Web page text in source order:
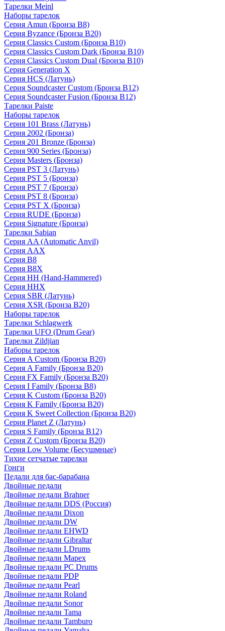
Тарелки Meinl
Наборы тарелок
Серия Amun (Бронза B8)
Серия Byzance (Бронза B20)
Серия Classics Custom (Бронза B10)
Серия Classics Custom Dark (Бронза B10)
Серия Classics Custom Dual (Бронза B10)
Серия Generation X
Серия HCS (Латунь)
Серия Soundcaster Custom (Бронза B12)
Серия Soundcaster Fusion (Бронза B12)
Тарелки Paiste
Наборы тарелок
Серия 101 Brass (Латунь)
Серия 2002 (Бронза)
Серия 201 Bronze (Бронза)
Серия 900 Series (Бронза)
Серия Masters (Бронза)
Серия PST 3 (Латунь)
Серия PST 5 (Бронза)
Серия PST 7 (Бронза)
Серия PST 8 (Бронза)
Серия PST X (Бронза)
Серия RUDE (Бронза)
Серия Signature (Бронза)
Тарелки Sabian
Серия AA (Automatic Anvil)
Серия AAX
Серия B8
Серия B8X
Серия HH (Hand-Hammered)
Серия HHX
Серия SBR (Латунь)
Серия XSR (Бронза B20)
Наборы тарелок
Тарелки Schlagwerk
Тарелки UFO (Drum Gear)
Тарелки Zildjian
Наборы тарелок
Серия A Custom (Бронза B20)
Серия A Family (Бронза B20)
Серия FX Family (Бронза B20)
Серия I Family (Бронза B8)
Серия K Custom (Бронза B20)
Серия K Family (Бронза B20)
Серия K Sweet Collection (Бронза B20)
Серия Planet Z (Латунь)
Серия S Family (Бронза B12)
Серия Z Custom (Бронза B20)
Серия Low Volume (Бесушмные)
Тихие сетчатые тарелки
Гонги
Педали для бас-барабана
Двойные педали
Двойные педали Brahner
Двойные педали DDS (Россия)
Двойные педали Dixon
Двойные педали DW
Двойные педали EHWD
Двойные педали Gibraltar
Двойные педали LDrums
Двойные педали Mapex
Двойные педали PC Drums
Двойные педали PDP
Двойные педали Pearl
Двойные педали Roland
Двойные педали Sonor
Двойные педали Tama
Двойные педали Tamburo